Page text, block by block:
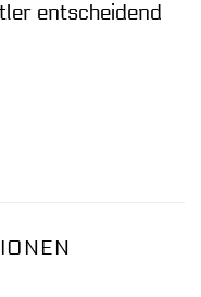
entscheidend